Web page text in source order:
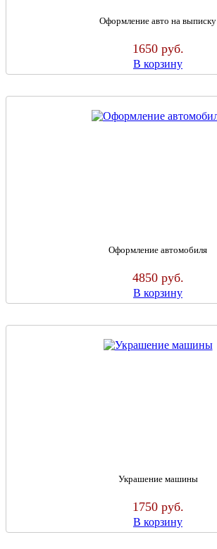
Оформление авто на выписку
1650 руб.
В корзину
Оформление автомобиля
4850 руб.
В корзину
Украшение машины
1750 руб.
В корзину